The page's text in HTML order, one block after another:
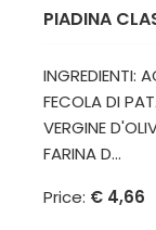
PIADINA
INGREDIENTI:
FECOLA DI
VERGINE
FARINA D...
Price: € 4,66